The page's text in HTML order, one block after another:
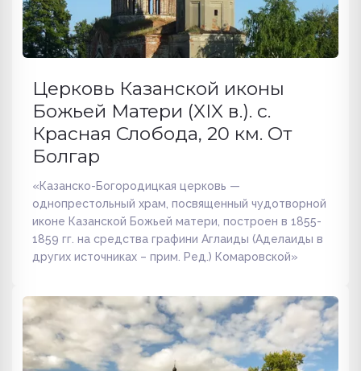
Церковь Казанской иконы
Божьей Матери (XIX в.). с.
Красная Слобода, 20 км. От
Болгар
«Казанско-Богородицкая церковь —
однопрестольный храм, посвященный чудотворной
иконе Казанской Божьей матери, построен в 1855-
1859 гг. на средства графини Аглаиды (Аделаиды в
других источниках – прим. Ред.) Комаровской»